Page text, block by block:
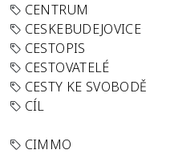
CENTRUM
CESKEBUDEJOVICE
CESTOPIS
CESTOVATELÉ
CESTY KE SVOBODĚ
CÍL
CIMMO